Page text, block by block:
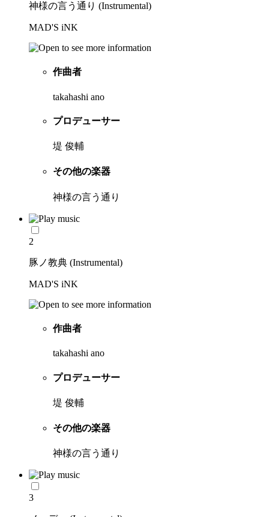
神様の言う通り (Instrumental)
MAD'S iNK
作曲者
takahashi ano
プロデューサー
堤 俊輔
その他の楽器
神様の言う通り
2
豚ノ教典 (Instrumental)
MAD'S iNK
作曲者
takahashi ano
プロデューサー
堤 俊輔
その他の楽器
神様の言う通り
3